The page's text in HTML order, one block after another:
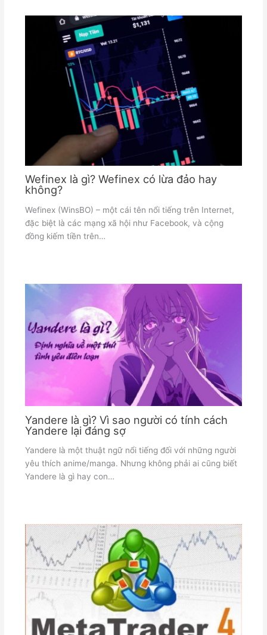
Wefinex là gì? Wefinex có lừa đảo hay
không?
Wefinex (WinsBO) – một cái tên nổi tiếng trên Internet,
đặc biệt là các mạng xã hội như Facebook, và cộng
đồng kiếm tiền trên…
Yandere là gì? Vì sao người có tính cách
Yandere lại đáng sợ
Yandere là một thuật ngữ nổi tiếng đối với những người
yêu thích anime/manga. Nhưng không phải ai cũng biết
Yandere là gì hay con…